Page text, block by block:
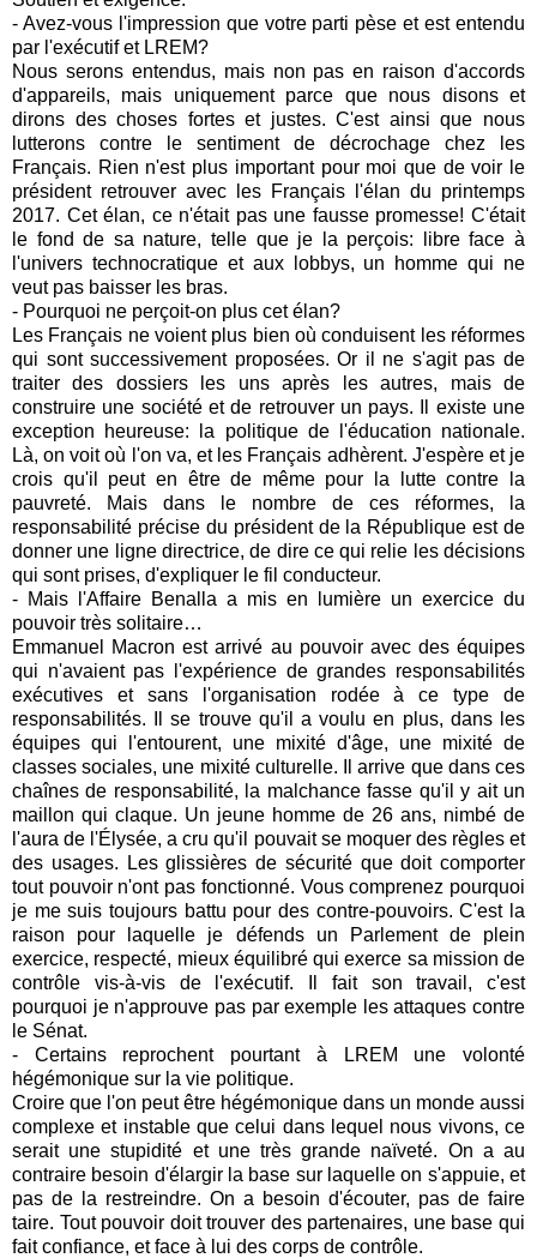
- Avez-vous l'impression que votre parti pèse et est entendu
par l'exécutif et LREM?
Nous serons entendus, mais non pas en raison d'accords
d'appareils, mais uniquement parce que nous disons et
dirons des choses fortes et justes. C'est ainsi que nous
lutterons contre le sentiment de décrochage chez les
Français. Rien n'est plus important pour moi que de voir le
président retrouver avec les Français l'élan du printemps
2017. Cet élan, ce n'était pas une fausse promesse! C'était
le fond de sa nature, telle que je la perçois: libre face à
l'univers technocratique et aux lobbys, un homme qui ne
veut pas baisser les bras.
- Pourquoi ne perçoit-on plus cet élan?
Les Français ne voient plus bien où conduisent les réformes
qui sont successivement proposées. Or il ne s'agit pas de
traiter des dossiers les uns après les autres, mais de
construire une société et de retrouver un pays. Il existe une
exception heureuse: la politique de l'éducation nationale.
Là, on voit où l'on va, et les Français adhèrent. J'espère et je
crois qu'il peut en être de même pour la lutte contre la
pauvreté. Mais dans le nombre de ces réformes, la
responsabilité précise du président de la République est de
donner une ligne directrice, de dire ce qui relie les décisions
qui sont prises, d'expliquer le fil conducteur.
- Mais l'Affaire Benalla a mis en lumière un exercice du
pouvoir très solitaire…
Emmanuel Macron est arrivé au pouvoir avec des équipes
qui n'avaient pas l'expérience de grandes responsabilités
exécutives et sans l'organisation rodée à ce type de
responsabilités. Il se trouve qu'il a voulu en plus, dans les
équipes qui l'entourent, une mixité d'âge, une mixité de
classes sociales, une mixité culturelle. Il arrive que dans ces
chaînes de responsabilité, la malchance fasse qu'il y ait un
maillon qui claque. Un jeune homme de 26 ans, nimbé de
l'aura de l'Élysée, a cru qu'il pouvait se moquer des règles et
des usages. Les glissières de sécurité que doit comporter
tout pouvoir n'ont pas fonctionné. Vous comprenez pourquoi
je me suis toujours battu pour des contre-pouvoirs. C'est la
raison pour laquelle je défends un Parlement de plein
exercice, respecté, mieux équilibré qui exerce sa mission de
contrôle vis-à-vis de l'exécutif. Il fait son travail, c'est
pourquoi je n'approuve pas par exemple les attaques contre
le Sénat.
- Certains reprochent pourtant à LREM une volonté
hégémonique sur la vie politique.
Croire que l'on peut être hégémonique dans un monde aussi
complexe et instable que celui dans lequel nous vivons, ce
serait une stupidité et une très grande naïveté. On a au
contraire besoin d'élargir la base sur laquelle on s'appuie, et
pas de la restreindre. On a besoin d'écouter, pas de faire
taire. Tout pouvoir doit trouver des partenaires, une base qui
fait confiance, et face à lui des corps de contrôle.